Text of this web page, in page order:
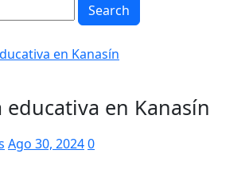
Search
en Kanasín
educativa en Kanasín
Ago 30, 20240